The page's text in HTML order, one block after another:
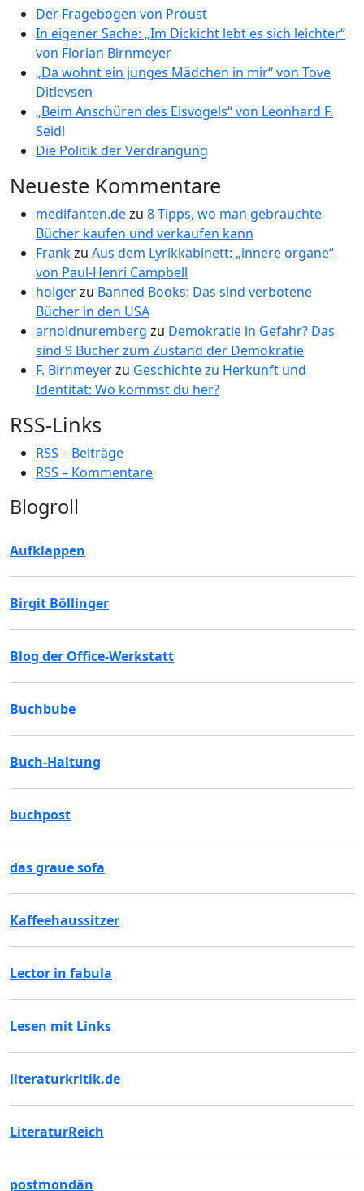
Der Fragebogen von Proust
In eigener Sache: „Im Dickicht lebt es sich leichter“
von Florian Birnmeyer
„Da wohnt ein junges Mädchen in mir“ von Tove
Ditlevsen
„Beim Anschüren des Eisvogels“ von Leonhard F.
Seidl
Die Politik der Verdrängung
Neueste Kommentare
medifanten.dezu 8 Tipps, wo man gebrauchte
Bücher kaufen und verkaufen kann
Frankzu Aus dem Lyrikkabinett: „innere organe“
von Paul-Henri Campbell
holgerzu Banned Books: Das sind verbotene
Bücher in den USA
arnoldnuremberg zu Demokratie in Gefahr? Das
sind 9 Bücher zum Zustand der Demokratie
F. Birnmeyerzu Geschichte zu Herkunft und
Identität: Wo kommst du her?
RSS-Links
RSS – Beiträge
RSS – Kommentare
Blogroll
Aufklappen
Birgit Böllinger
Blog der Office-Werkstatt
Buchbube
Buch-Haltung
buchpost
das graue sofa
Kaffeehaussitzer
Lector in fabula
Lesen mit Links
literaturkritik.de
LiteraturReich
postmondän